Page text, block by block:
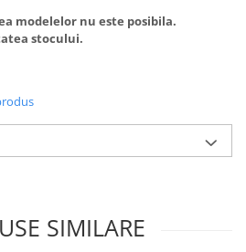
modelelor nu este posibila.
stocului.
SIMILARE